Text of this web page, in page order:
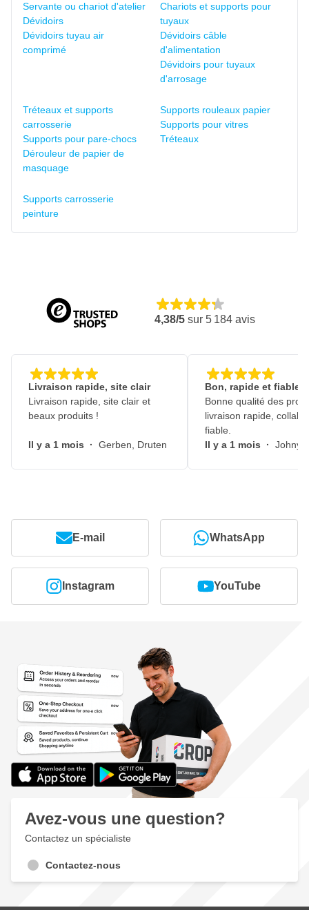
Servante ou chariot d'atelier
Dévidoirs
Dévidoirs tuyau air
comprimé
Chariots et supports pour
tuyaux
Dévidoirs câble
d'alimentation
Dévidoirs pour tuyaux
d'arrosage
Tréteaux et supports
carrosserie
Supports pour pare-chocs
Dérouleur de papier de
masquage
Supports rouleaux papier
Supports pour vitres
Tréteaux
Supports carrosserie
peinture
4,38/5 sur 5 184 avis
Livraison rapide, site clair
Livraison rapide, site clair et
beaux produits !
Il y a 1 mois · Gerben, Druten
Bon, rapide et fiable
Bonne qualité des
livraison rapide,
fiable.
Il y a 1 mois · Johny,
E-mail WhatsApp
Instagram YouTube
Avez-vous une question?
Contactez un spécialiste
Contactez-nous